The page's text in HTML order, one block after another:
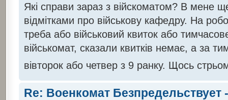
Які справи зараз з війскоматом? В мене
відмітками про військову кафедру. На
треба або військовий квиток або
військомат, сказали квитків немає, а за
вівторок або четвер з 9 ранку. Щось
Re: Военкомат Безпредельствует